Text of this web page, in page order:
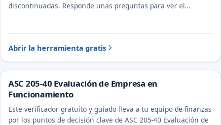
discontinuadas. Responde unas preguntas para ver el
Abrir la herramienta gratis
ASC 205-40 Evaluación de Empresa en
Funcionamiento
Este verificador gratuito y guiado lleva a tu equipo de finanzas
por los puntos de decisión clave de ASC 205-40 Evaluación de